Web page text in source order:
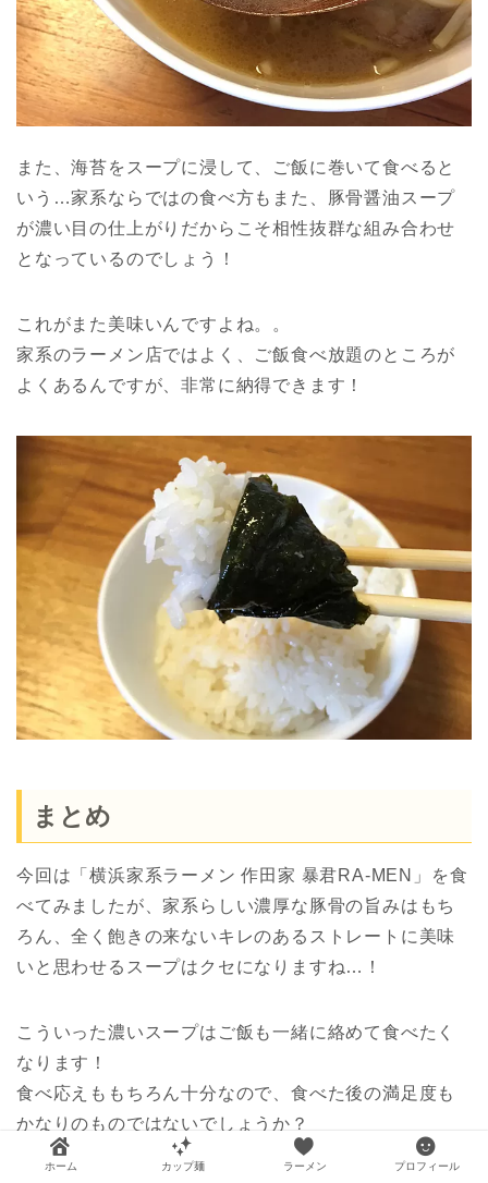
また、海苔をスープに浸して、ご飯に巻いて食べると
いう…家系ならではの食べ方もまた、豚骨醤油スープ
が濃い目の仕上がりだからこそ相性抜群な組み合わせ
となっているのでしょう！
これがまた美味いんですよね。。
家系のラーメン店ではよく、ご飯食べ放題のところが
よくあるんですが、非常に納得できます！
まとめ
今回は「横浜家系ラーメン 作田家 暴君RA-MEN」を食
べてみましたが、家系らしい濃厚な豚骨の旨みはもち
ろん、全く飽きの来ないキレのあるストレートに美味
いと思わせるスープはクセになりますね…！
こういった濃いスープはご飯も一緒に絡めて食べたく
なります！
食べ応えももちろん十分なので、食べた後の満足度も
かなりのものではないでしょうか？
ホーム カップ麺 ラーメン プロフィール